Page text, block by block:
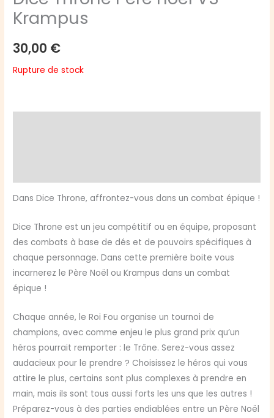
Krampus
30,00 €
Rupture de stock
Dans Dice Throne, affrontez-vous dans un combat épique !
Dice Throne est un jeu compétitif ou en équipe, proposant
des combats à base de dés et de pouvoirs spécifiques à
chaque personnage. Dans cette première boite vous
incarnerez le Père Noël ou Krampus dans un combat
épique !
Chaque année, le Roi Fou organise un tournoi de
champions, avec comme enjeu le plus grand prix qu’un
héros pourrait remporter : le Trône. Serez-vous assez
audacieux pour le prendre ? Choisissez le héros qui vous
attire le plus, certains sont plus complexes à prendre en
main, mais ils sont tous aussi forts les uns que les autres !
Préparez-vous à des parties endiablées entre un Père Noël